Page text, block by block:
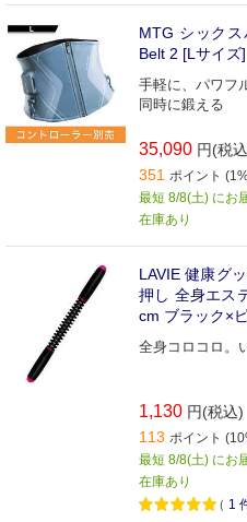
MTG シック
Belt 2 [Lサイズ
手軽に、パワフ
同時に鍛える
35,090 円(税
351 ポイント
最短 8/8(土) にお
在庫あり
LAVIE 健康グ
押し 全身エス
cm ブラック×
全身コロコロ。
1,130 円(税込)
113 ポイント
最短 8/8(土) にお
在庫あり
（ 1